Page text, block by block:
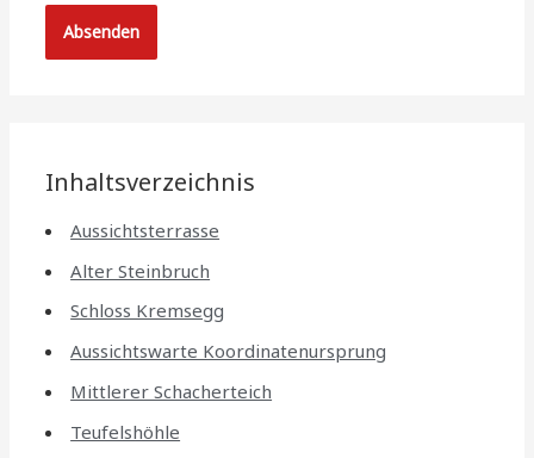
Inhaltsverzeichnis
Aussichtsterrasse
Alter Steinbruch
Schloss Kremsegg
Aussichtswarte Koordinatenursprung
Mittlerer Schacherteich
Teufelshöhle